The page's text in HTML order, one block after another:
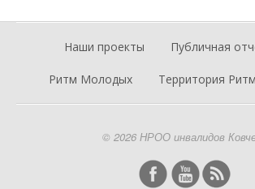
Наши проекты Публичная
Ритм Молодых Территория
© 2026 НРОО инвалидов